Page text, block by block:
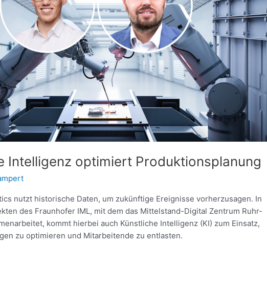
Intelligenz optimiert Produktionsplanung
nutzt historische Daten, um zukünftige Ereignisse vorherzusagen. In
des Fraunhofer IML, mit dem das Mittelstand-Digital Zentrum Ruhr-
kommt hierbei auch Künstliche Intelligenz (KI) zum Einsatz,
zu optimieren und Mitarbeitende zu entlasten.